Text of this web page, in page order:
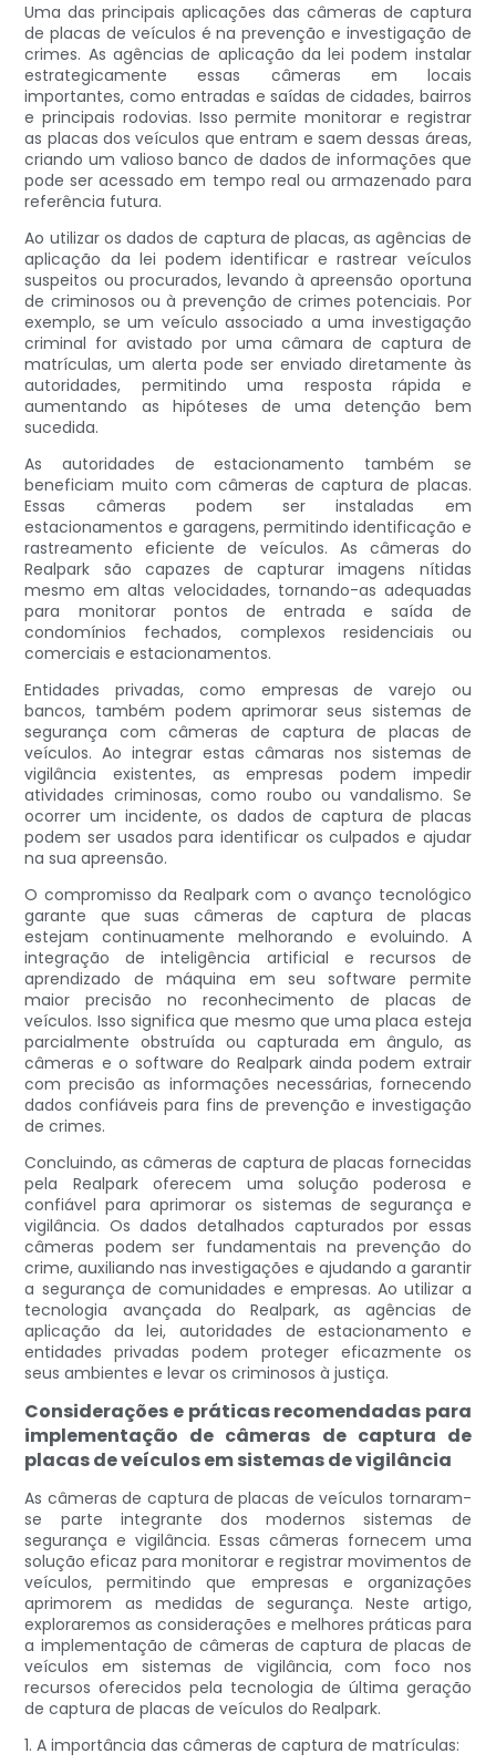
Uma das principais aplicações das câmeras de captura
de placas de veículos é na prevenção e investigação de
crimes. As agências de aplicação da lei podem instalar
estrategicamente essas câmeras em locais
importantes, como entradas e saídas de cidades, bairros
e principais rodovias. Isso permite monitorar e registrar
as placas dos veículos que entram e saem dessas áreas,
criando um valioso banco de dados de informações que
pode ser acessado em tempo real ou armazenado para
referência futura.
Ao utilizar os dados de captura de placas, as agências de
aplicação da lei podem identificar e rastrear veículos
suspeitos ou procurados, levando à apreensão oportuna
de criminosos ou à prevenção de crimes potenciais. Por
exemplo, se um veículo associado a uma investigação
criminal for avistado por uma câmara de captura de
matrículas, um alerta pode ser enviado diretamente às
autoridades, permitindo uma resposta rápida e
aumentando as hipóteses de uma detenção bem
sucedida.
As autoridades de estacionamento também se
beneficiam muito com câmeras de captura de placas.
Essas câmeras podem ser instaladas em
estacionamentos e garagens, permitindo identificação e
rastreamento eficiente de veículos. As câmeras do
Realpark são capazes de capturar imagens nítidas
mesmo em altas velocidades, tornando-as adequadas
para monitorar pontos de entrada e saída de
condomínios fechados, complexos residenciais ou
comerciais e estacionamentos.
Entidades privadas, como empresas de varejo ou
bancos, também podem aprimorar seus sistemas de
segurança com câmeras de captura de placas de
veículos. Ao integrar estas câmaras nos sistemas de
vigilância existentes, as empresas podem impedir
atividades criminosas, como roubo ou vandalismo. Se
ocorrer um incidente, os dados de captura de placas
podem ser usados ​​para identificar os culpados e ajudar
na sua apreensão.
O compromisso da Realpark com o avanço tecnológico
garante que suas câmeras de captura de placas
estejam continuamente melhorando e evoluindo. A
integração de inteligência artificial e recursos de
aprendizado de máquina em seu software permite
maior precisão no reconhecimento de placas de
veículos. Isso significa que mesmo que uma placa esteja
parcialmente obstruída ou capturada em ângulo, as
câmeras e o software do Realpark ainda podem extrair
com precisão as informações necessárias, fornecendo
dados confiáveis ​​para fins de prevenção e investigação
de crimes.
Concluindo, as câmeras de captura de placas fornecidas
pela Realpark oferecem uma solução poderosa e
confiável para aprimorar os sistemas de segurança e
vigilância. Os dados detalhados capturados por essas
câmeras podem ser fundamentais na prevenção do
crime, auxiliando nas investigações e ajudando a garantir
a segurança de comunidades e empresas. Ao utilizar a
tecnologia avançada do Realpark, as agências de
aplicação da lei, autoridades de estacionamento e
entidades privadas podem proteger eficazmente os
seus ambientes e levar os criminosos à justiça.
Considerações e práticas recomendadas para
implementação de câmeras de captura de
placas de veículos em sistemas de vigilância
As câmeras de captura de placas de veículos tornaram-
se parte integrante dos modernos sistemas de
segurança e vigilância. Essas câmeras fornecem uma
solução eficaz para monitorar e registrar movimentos de
veículos, permitindo que empresas e organizações
aprimorem as medidas de segurança. Neste artigo,
exploraremos as considerações e melhores práticas para
a implementação de câmeras de captura de placas de
veículos em sistemas de vigilância, com foco nos
recursos oferecidos pela tecnologia de última geração
de captura de placas de veículos do Realpark.
1. A importância das câmeras de captura de matrículas: